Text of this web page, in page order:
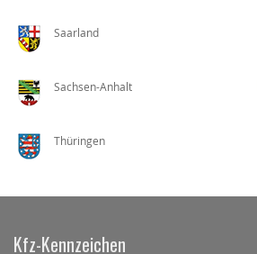
Saarland
Sachsen-Anhalt
Thüringen
Kfz-Kennzeichen